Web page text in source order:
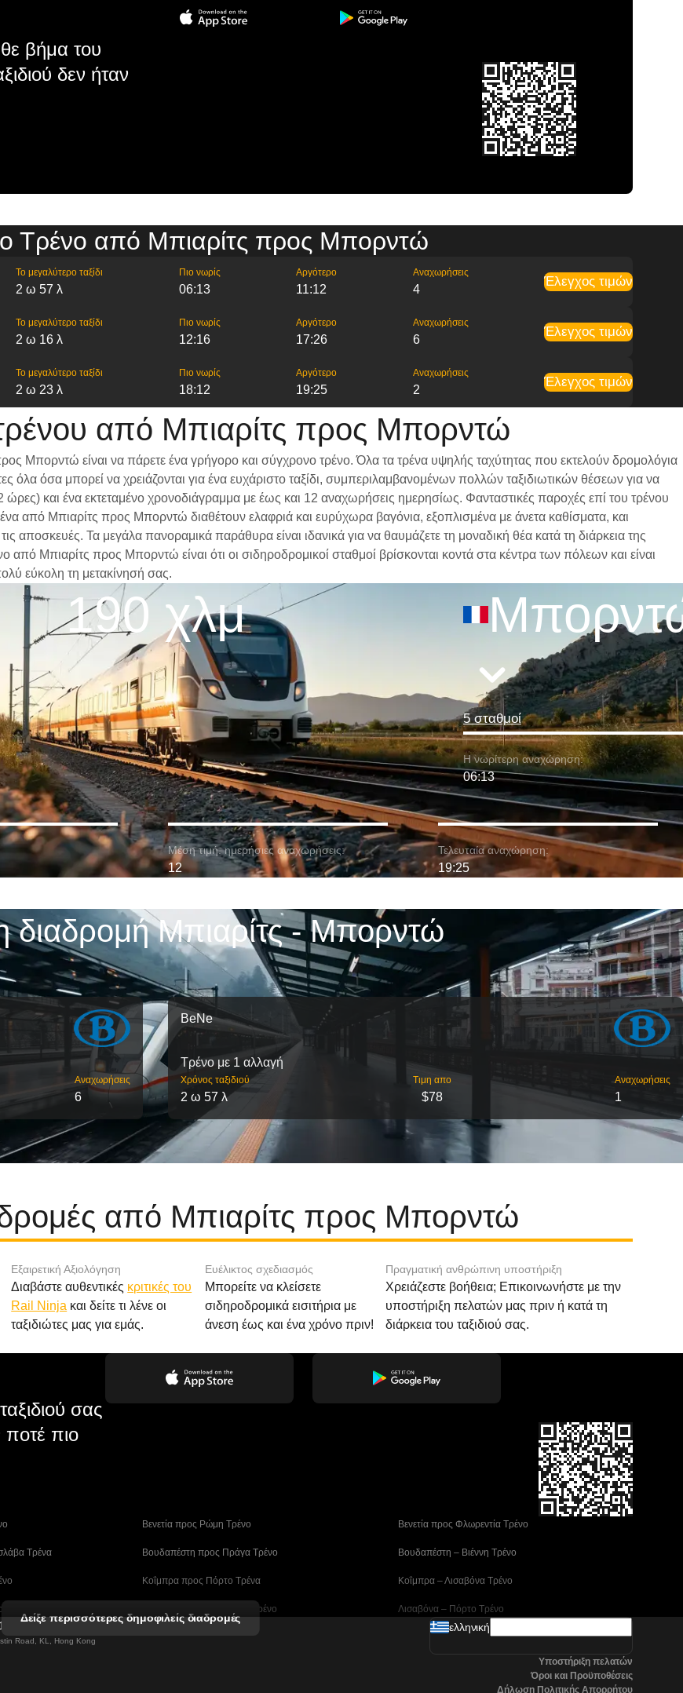
βήμα του
δεν ήταν
Τρένο από Μπιαρίτς προς Μπορντώ
Το μεγαλύτερο ταξίδι
2 ω 57 λ
Πιο νωρίς
06:13
Αργότερο
11:12
Αναχωρήσεις
4
Έλεγχος τιμών
Το μεγαλύτερο ταξίδι
2 ω 16 λ
Πιο νωρίς
12:16
Αργότερο
17:26
Αναχωρήσεις
6
Έλεγχος τιμών
Το μεγαλύτερο ταξίδι
2 ω 23 λ
Πιο νωρίς
18:12
Αργότερο
19:25
Αναχωρήσεις
2
Έλεγχος τιμών
από Μπιαρίτς προς Μπορντώ
Μπορντώ είναι να πάρετε ένα γρήγορο και σύγχρονο τρένο. Όλα τα τρένα υψηλής ταχύτητας που εκτελούν δρομολόγια
όσα μπορεί να χρειάζονται για ένα ευχάριστο ταξίδι, συμπεριλαμβανομένων πολλών ταξιδιωτικών θέσεων για να
ώρες) και ένα εκτεταμένο χρονοδιάγραμμα με έως και 12 αναχωρήσεις ημερησίως. Φανταστικές παροχές επί του τρένου
από Μπιαρίτς προς Μπορντώ διαθέτουν ελαφριά και ευρύχωρα βαγόνια, εξοπλισμένα με άνετα καθίσματα, και
Τα μεγάλα πανοραμικά παράθυρα είναι ιδανικά για να θαυμάζετε τη μοναδική θέα κατά τη διάρκεια της
από Μπιαρίτς προς Μπορντώ είναι ότι οι σιδηροδρομικοί σταθμοί βρίσκονται κοντά στα κέντρα των πόλεων και είναι
εύκολη τη μετακίνησή σας.
190 χλμ
5 σταθμοί
Η νωρίτερη αναχώρηση:
06:13
Μέση τιμή. ημερήσιες αναχωρήσεις:
12
Τελευταία αναχώρηση:
19:25
διαδρομή Μπιαρίτς - Μπορντώ
Αναχωρήσεις
6
BeNe
Τρένο με 1 αλλαγή
Χρόνος ταξιδιού
2 ω 57 λ
Τιμη απο
$78
Αναχωρήσεις
1
από Μπιαρίτς προς Μπορντώ
Εξαιρετική Αξιολόγηση
Διαβάστε αυθεντικές κριτικές του
Rail Ninja και δείτε τι λένε οι
ταξιδιώτες μας για εμάς.
Ευέλικτος σχεδιασμός
Μπορείτε να κλείσετε
σιδηροδρομικά εισιτήρια με
άνεση έως και ένα χρόνο πριν!
Πραγματική ανθρώπινη υποστήριξη
Χρειάζεστε βοήθεια; Επικοινωνήστε με την
υποστήριξη πελατών μας πριν ή κατά τη
διάρκεια του ταξιδιού σας.
σας
πιο
Βενετία προς Ρώμη Τρένο Βενετία προς Φλωρεντία Τρένο
Τρένα Βουδαπέστη προς Πράγα Tρένο Βουδαπέστη – Βιέννη Tρένο
Κοΐμπρα προς Πόρτο Τρένα Κοΐμπρα – Λισαβόνα Τρένο
Λισαβόνα – Αλμπουφέιρα Τρένο Λισαβόνα – Πόρτο Tρένο
Μαδρίτη προς Αλικάντε Τρένα
Δείξε περισσότερες δημοφιλείς διαδρομές
Road, KL, Hong Kong
ελληνική
Υποστήριξη πελατών
Όροι και Προϋποθέσεις
Δήλωση Πολιτικής Απορρήτου